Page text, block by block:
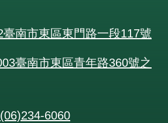
南市東區東門路一段117號
臺南市東區青年路360號之
6060